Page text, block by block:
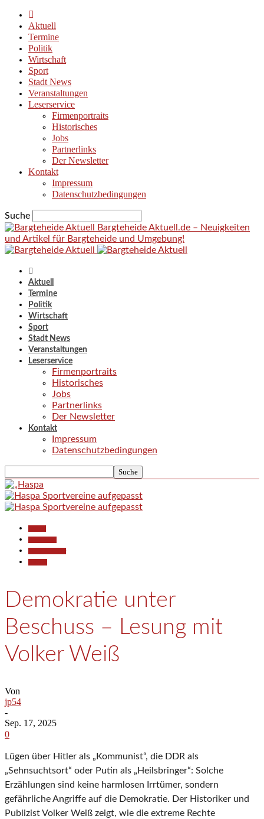
Aktuell
Termine
Politik
Wirtschaft
Sport
Stadt News
Veranstaltungen
Leserservice
Firmenportraits
Historisches
Jobs
Partnerlinks
Der Newsletter
Kontakt
Impressum
Datenschutzbedingungen
Suche
Bargteheide Aktuell.de – Neuigkeiten
und Artikel für Bargteheide und Umgebung!
Aktuell
Termine
Politik
Wirtschaft
Sport
Stadt News
Veranstaltungen
Leserservice
Firmenportraits
Historisches
Jobs
Partnerlinks
Der Newsletter
Kontakt
Impressum
Datenschutzbedingungen
Demokratie unter
Beschuss – Lesung mit
Volker Weiß
Von
jp54
-
Sep. 17, 2025
0
Lügen über Hitler als „Kommunist“, die DDR als
„Sehnsuchtsort“ oder Putin als „Heilsbringer“: Solche
Erzählungen sind keine harmlosen Irrtümer, sondern
gefährliche Angriffe auf die Demokratie. Der Historiker und
Publizist Volker Weiß zeigt, wie die extreme Rechte